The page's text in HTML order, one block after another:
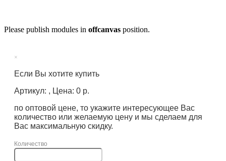
Please publish modules in offcanvas position.
×
Если Вы хотите купить
Артикул: , Цена: 0 р.
по оптовой цене, то укажите интересующее Вас
количество или желаемую цену и мы сделаем для
Вас максимальную скидку.
Количество